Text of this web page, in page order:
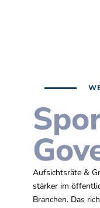
Aufsichtsräte &
stärker im
Branchen. Das